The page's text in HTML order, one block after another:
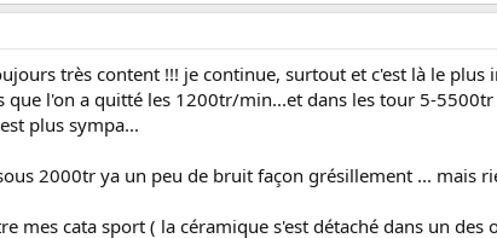
très content !!! je continue, surtout et c'est là le
que l'on a quitté les 1200tr/min...et dans les tour 5-
plus sympa...
2000tr ya un peu de bruit façon grésillement ... mais
mes cata sport ( la céramique s'est détaché dans un